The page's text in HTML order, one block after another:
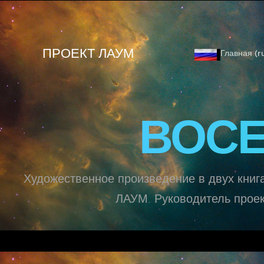
ПРОЕКТ ЛАУМ Главная
Художественное произведение в двух
ЛАУМ. Руководитель